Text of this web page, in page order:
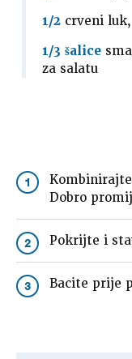
1/2 crveni
1/3 šalice
za salatu
1
Dobro
2 Pokrijte i
3 Bacite prije